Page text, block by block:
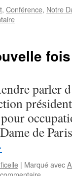
, Conférence, Notre
parler
de
| Marqué avec